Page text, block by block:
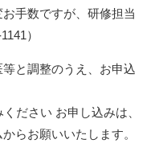
手数ですが、研修担当
）
と調整のうえ、お申込
ださい お申し込みは、
らお願いいたします。